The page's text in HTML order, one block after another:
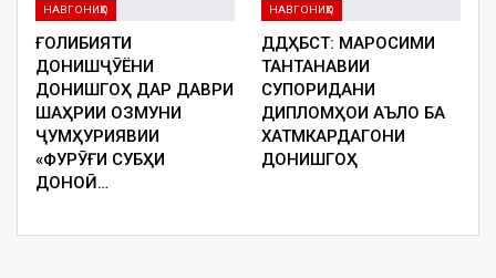
НАВГОНИҲО
ҒОЛИБИЯТИ
ДОНИШҶӮЁНИ
ДОНИШГОҲ ДАР ДАВРИ
ШАҲРИИ ОЗМУНИ
ҶУМҲУРИЯВИИ
«ФУРӮҒИ СУБҲИ
ДОНОӢ…
НАВГОНИҲО
ДДҲБСТ: МАРОСИМИ
ТАНТАНАВИИ
СУПОРИДАНИ
ДИПЛОМҲОИ АЪЛО БА
ХАТМКАРДАГОНИ
ДОНИШГОҲ